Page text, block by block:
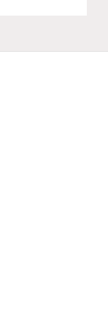
dual array
Ethernet